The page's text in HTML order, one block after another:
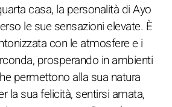
casa, la personalità di Ayo
le sue sensazioni elevate. È
con le atmosfere e i
prosperando in ambienti
permettono alla sua natura
la sua felicità, sentirsi amata,